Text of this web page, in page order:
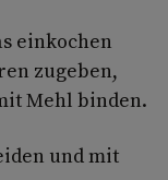
einkochen
zugeben,
Mehl binden.
und mit